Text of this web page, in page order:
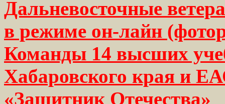
Дальневосточные
в режиме он-лайн
Команды 14 высших
Хабаровского края и
«Защитник Отечества»